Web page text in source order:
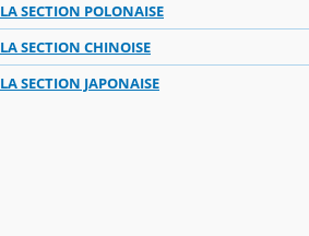
LA SECTION POLONAISE
LA SECTION CHINOISE
LA SECTION JAPONAISE